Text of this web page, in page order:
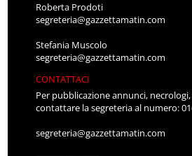
Roberta Prodoti
segreteria@gazzettamatin.com
Stefania Muscolo
segreteria@gazzettamatin.com
CONTATTACI
Per pubblicazione annunci,
contattare la segreteria al numero:
segreteria@gazzettamatin.com